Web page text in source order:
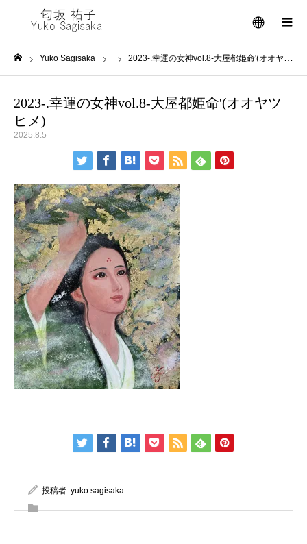
メニュー
Yuko Sagisaka 2023-.幸運の女神vol.8-大屋都姫命'(オオヤツヒメ)
2023-.幸運の女神vol.8-大屋都姫命'(オオヤツ
ヒメ)
2025.8.5
投稿者: yuko sagisaka